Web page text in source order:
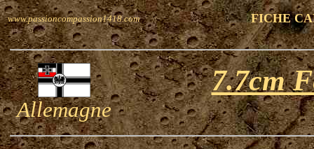
www.passioncompassion1418.com FICHE
Allemagne
7.7cm